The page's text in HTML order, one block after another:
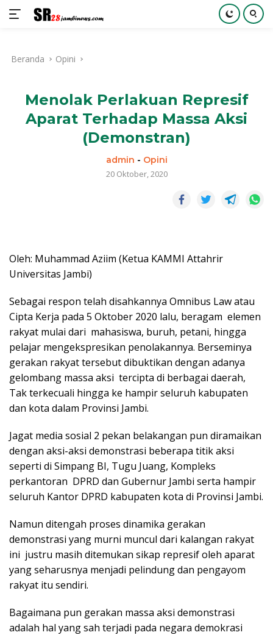
kontenBeranda Opini
Menolak Perlakuan Represif
Aparat Terhadap Massa Aksi
(Demonstran)
admin - Opini
20 Oktober, 2020
Oleh: Muhammad Aziim (Ketua KAMMI Attahrir
Universitas Jambi)
Sebagai respon telah disahkannya Omnibus Law atau
Cipta Kerja pada 5 Oktober 2020 lalu, beragam elemen
rakyat mulai dari mahasiswa, buruh, petani, hingga
pelajar mengekspresikan penolakannya. Berseminya
gerakan rakyat tersebut dibuktikan dengan adanya
gelombang massa aksi tercipta di berbagai daerah,
Tak terkecuali hingga ke hampir seluruh kabupaten
dan kota dalam Provinsi Jambi.
Jagat media sosial 2 pekan belakangan pun diramaikan
dengan aksi-aksi demonstrasi beberapa titik aksi
seperti di Simpang BI, Tugu Juang, Kompleks
perkantoran DPRD dan Gubernur Jambi serta hampir
seluruh Kantor DPRD kabupaten kota di Provinsi Jambi.
Namun ditengah proses dinamika gerakan
demonstrasi yang murni muncul dari kalangan rakyat
ini justru masih ditemukan sikap represif oleh aparat
yang seharusnya menjadi pelindung dan pengayom
rakyat itu sendiri.
Bagaimana pun gerakan massa aksi demonstrasi
adalah hal yang sah terjadi pada negara demokrasi